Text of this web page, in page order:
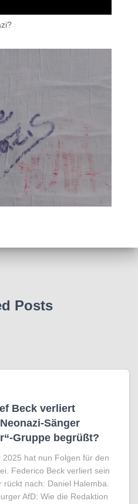
Posts
Beck verliert
Sänger
Gruppe begrüßt?
2025 hat nun Folgen für den
Federico Beck verliert sein
nach: Daniel Halemba.
AfD: Wie die Redaktion